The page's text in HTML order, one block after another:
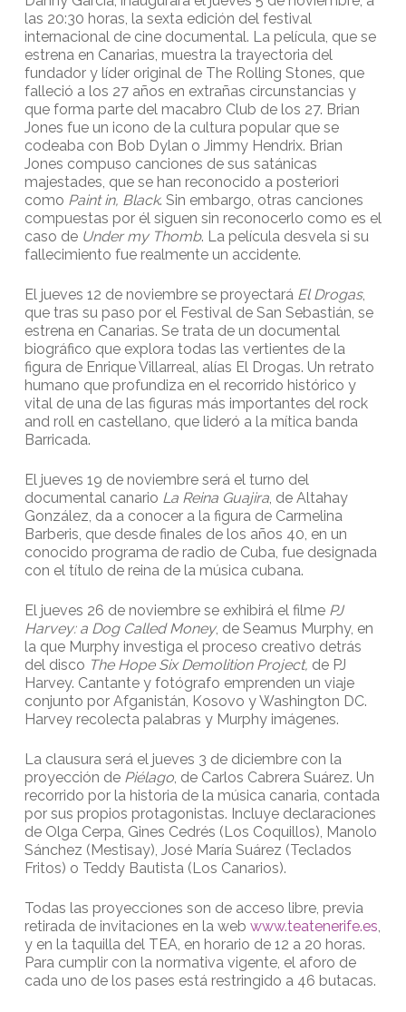
las 20:30 horas, la sexta edición del festival
internacional de cine documental. La película, que se
estrena en Canarias, muestra la trayectoria del
fundador y líder original de The Rolling Stones, que
falleció a los 27 años en extrañas circunstancias y
que forma parte del macabro Club de los 27. Brian
Jones fue un icono de la cultura popular que se
codeaba con Bob Dylan o Jimmy Hendrix. Brian
Jones compuso canciones de sus satánicas
majestades, que se han reconocido a posteriori
como Paint in, Black. Sin embargo, otras canciones
compuestas por él siguen sin reconocerlo como es el
caso de Under my Thomb. La película desvela si su
fallecimiento fue realmente un accidente.
El jueves 12 de noviembre se proyectará El Drogas,
que tras su paso por el Festival de San Sebastián, se
estrena en Canarias. Se trata de un documental
biográfico que explora todas las vertientes de la
figura de Enrique Villarreal, alías El Drogas. Un retrato
humano que profundiza en el recorrido histórico y
vital de una de las figuras más importantes del rock
and roll en castellano, que lideró a la mítica banda
Barricada.
El jueves 19 de noviembre será el turno del
documental canario La Reina Guajira, de Altahay
González, da a conocer a la figura de Carmelina
Barberis, que desde finales de los años 40, en un
conocido programa de radio de Cuba, fue designada
con el título de reina de la música cubana.
El jueves 26 de noviembre se exhibirá el filme PJ
Harvey: a Dog Called Money, de Seamus Murphy, en
la que Murphy investiga el proceso creativo detrás
del disco The Hope Six Demolition Project, de PJ
Harvey. Cantante y fotógrafo emprenden un viaje
conjunto por Afganistán, Kosovo y Washington DC.
Harvey recolecta palabras y Murphy imágenes.
La clausura será el jueves 3 de diciembre con la
proyección de Piélago, de Carlos Cabrera Suárez. Un
recorrido por la historia de la música canaria, contada
por sus propios protagonistas. Incluye declaraciones
de Olga Cerpa, Gines Cedrés (Los Coquillos), Manolo
Sánchez (Mestisay), José María Suárez (Teclados
Fritos) o Teddy Bautista (Los Canarios).
Todas las proyecciones son de acceso libre, previa
retirada de invitaciones en la web www.teatenerife.es
y en la taquilla del TEA, en horario de 12 a 20 horas.
Para cumplir con la normativa vigente, el aforo de
cada uno de los pases está restringido a 46 butacas.